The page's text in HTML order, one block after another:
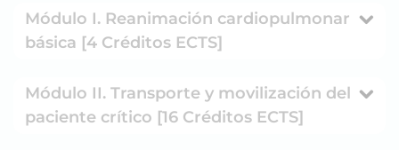
Módulo I. Reanimación cardiopulmonar
básica [4 Créditos ECTS]
Módulo II. Transporte y movilización del
paciente crítico [16 Créditos ECTS]